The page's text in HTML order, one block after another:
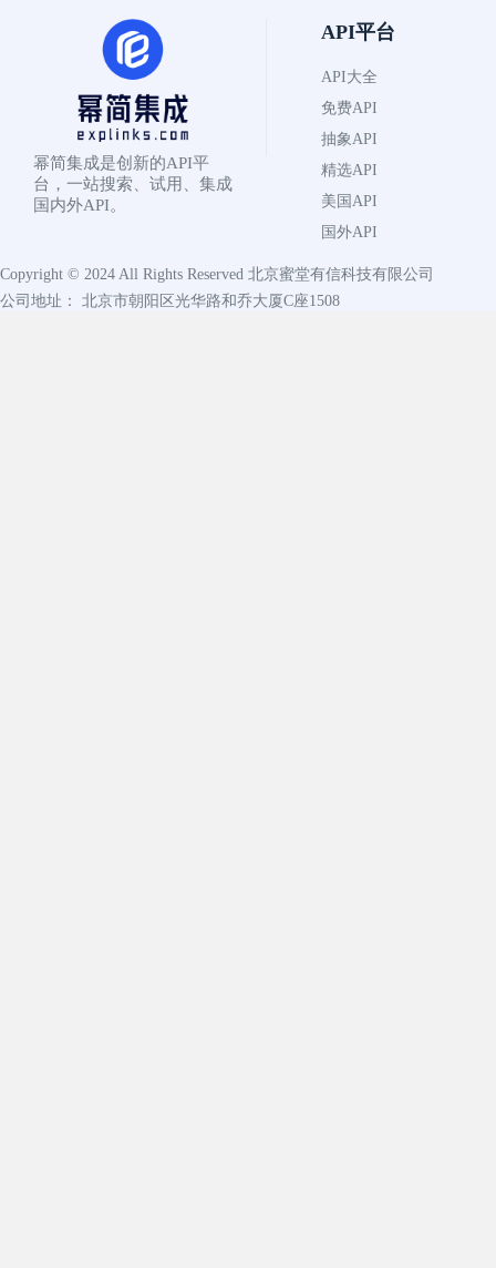
幂简集成是创新的API平
台，一站搜索、试用、集成
国内外API。
API平台
API大全
免费API
抽象API
精选API
美国API
国外API
Copyright © 2024 All Rights Reserved 北京蜜堂有信科技有限公司
公司地址： 北京市朝阳区光华路和乔大厦C座1508